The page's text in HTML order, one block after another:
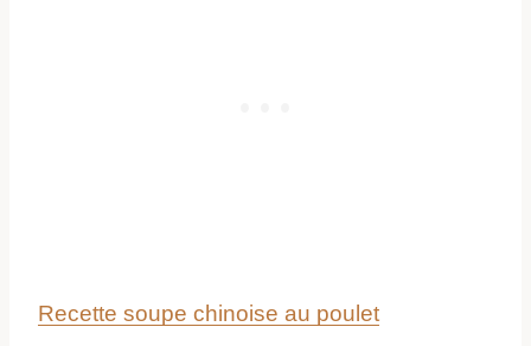
Recette soupe chinoise au poulet